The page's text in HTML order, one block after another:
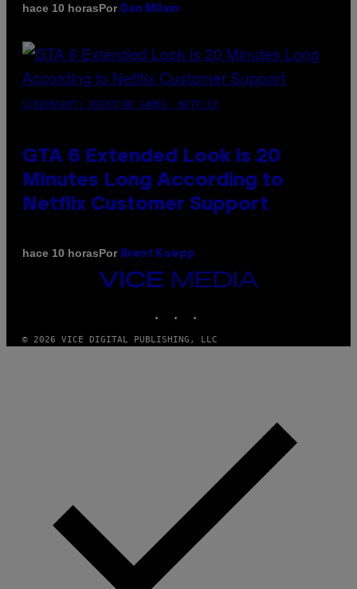
hace 10 horasPor Dan Milam
SCREENSHOT: ROCKSTAR GAMES, NETFLIX
GTA 6 Extended Look is 20
Minutes Long According to
Netflix Customer Support
hace 10 horasPor Brent Koepp
VICE
MEDIA
© 2026 VICE DIGITAL PUBLISHING, LLC